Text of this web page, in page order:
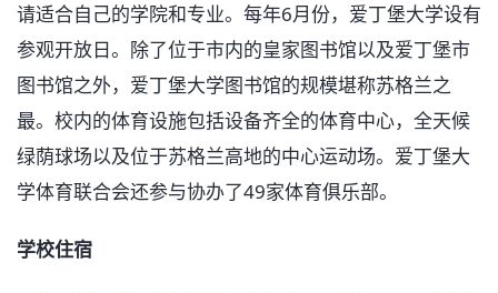
请适合自己的学院和专业。每年6月份，爱丁堡大学设有
参观开放日。除了位于市内的皇家图书馆以及爱丁堡市
图书馆之外，爱丁堡大学图书馆的规模堪称苏格兰之
最。校内的体育设施包括设备齐全的体育中心，全天候
绿荫球场以及位于苏格兰高地的中心运动场。爱丁堡大
学体育联合会还参与协办了49家体育俱乐部。
学校住宿